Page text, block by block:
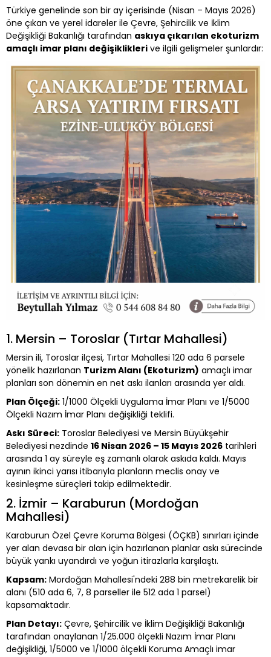
Türkiye genelinde son bir ay içerisinde (Nisan – Mayıs 2026)
öne çıkan ve yerel idareler ile Çevre, Şehircilik ve İklim
Değişikliği Bakanlığı tarafından askıya çıkarılan ekoturizm
amaçlı imar planı değişiklikleri ve ilgili gelişmeler şunlardır:
1. Mersin – Toroslar (Tırtar Mahallesi)
Mersin ili, Toroslar ilçesi, Tırtar Mahallesi 120 ada 6 parsele
yönelik hazırlanan Turizm Alanı (Ekoturizm) amaçlı imar
planları son dönemin en net askı ilanları arasında yer aldı.
Plan Ölçeği: 1/1000 Ölçekli Uygulama İmar Planı ve 1/5000
Ölçekli Nazım İmar Planı değişikliği teklifi.
Askı Süreci: Toroslar Belediyesi ve Mersin Büyükşehir
Belediyesi nezdinde 16 Nisan 2026 – 15 Mayıs 2026 tarihleri
arasında 1 ay süreyle eş zamanlı olarak askıda kaldı. Mayıs
ayının ikinci yarısı itibarıyla planların meclis onay ve
kesinleşme süreçleri takip edilmektedir.
2. İzmir – Karaburun (Mordoğan
Mahallesi)
Karaburun Özel Çevre Koruma Bölgesi (ÖÇKB) sınırları içinde
yer alan devasa bir alan için hazırlanan planlar askı sürecinde
büyük yankı uyandırdı ve yoğun itirazlarla karşılaştı.
Kapsam: Mordoğan Mahallesi'ndeki 288 bin metrekarelik bir
alanı (510 ada 6, 7, 8 parseller ile 512 ada 1 parsel)
kapsamaktadır.
Plan Detayı: Çevre, Şehircilik ve İklim Değişikliği Bakanlığı
tarafından onaylanan 1/25.000 ölçekli Nazım İmar Planı
değişikliği, 1/5000 ve 1/1000 ölçekli Koruma Amaçlı imar